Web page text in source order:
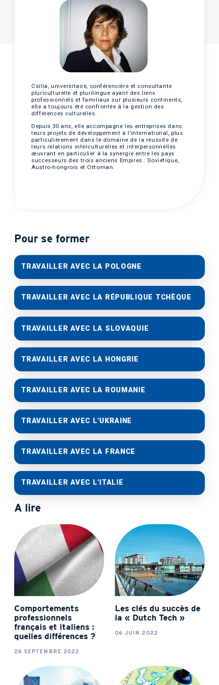
Csilla, universitaire, conférencière et consultante
pluriculturelle et plurilingue ayant des liens
professionnels et familiaux sur plusieurs continents,
elle a toujours été confrontée à la gestion des
différences culturelles.
Depuis 30 ans, elle accompagne les entreprises dans
leurs projets de développement à l’international, plus
particulièrement dans le domaine de la réussite de
leurs relations interculturelles et interpersonnelles
œuvrant en particulier à la synergie entre les pays
successeurs des trois anciens Empires : Soviétique,
Austro-hongrois et Ottoman.
Pour se former
TRAVAILLER AVEC LA POLOGNE
TRAVAILLER AVEC LA RÉPUBLIQUE TCHÈQUE
TRAVAILLER AVEC LA SLOVAQUIE
TRAVAILLER AVEC LA HONGRIE
TRAVAILLER AVEC LA ROUMANIE
TRAVAILLER AVEC L'UKRAINE
TRAVAILLER AVEC LA FRANCE
TRAVAILLER AVEC L'ITALIE
A lire
Comportements
professionnels
français et italiens :
quelles différences ?
26 SEPTEMBRE 2022
Les clés du succès de
la « Dutch Tech »
06 JUIN 2022